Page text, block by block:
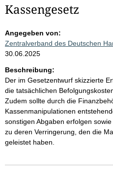
Kassengesetz
Angegeben von:
Zentralverband des Deutschen
30.06.2025
Beschreibung:
Der im Gesetzentwurf skizzierte
die tatsächlichen
Zudem sollte durch die
Kassenmanipulationen
sonstigen Abgaben erfolgen
zu deren Verringerung, den die
geleistet haben.